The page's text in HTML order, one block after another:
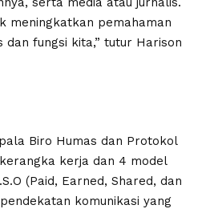
meningkatkan pemahaman
fungsi kita,” tutur Harison
Biro Humas dan Protokol
kerja dan 4 model
(Paid, Earned, Shared, dan
komunikasi yang